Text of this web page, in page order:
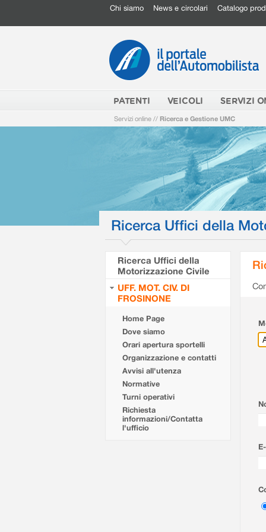
Chi siamo News e circolari Catalogo
PATENTI VEICOLI SERVIZI
Servizi online // Ricerca e Gestione UMC
Ricerca Uffici della
Ricerca Uffici della
Motorizzazione Civile
UFF. MOT. CIV. DI
FROSINONE
Home Page
Dove siamo
Orari apertura sportelli
Organizzazione e contatti
Avvisi all'utenza
Normative
Turni operativi
Richiesta
informazioni/Contatta
l'ufficio